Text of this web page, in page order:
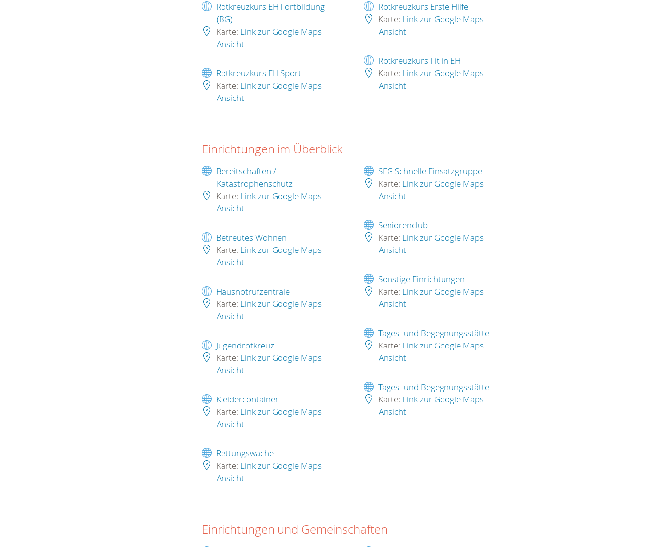
Rotkreuzkurs EH Fortbildung
(BG)
Karte: Link zur Google Maps
Ansicht
Rotkreuzkurs EH Sport
Karte: Link zur Google Maps
Ansicht
Rotkreuzkurs Erste Hilfe
Karte: Link zur Google Maps
Ansicht
Rotkreuzkurs Fit in EH
Karte: Link zur Google Maps
Ansicht
Einrichtungen im Überblick
Bereitschaften /
Katastrophenschutz
Karte: Link zur Google Maps
Ansicht
Betreutes Wohnen
Karte: Link zur Google Maps
Ansicht
Hausnotrufzentrale
Karte: Link zur Google Maps
Ansicht
Jugendrotkreuz
Karte: Link zur Google Maps
Ansicht
Kleidercontainer
Karte: Link zur Google Maps
Ansicht
Rettungswache
Karte: Link zur Google Maps
Ansicht
SEG Schnelle Einsatzgruppe
Karte: Link zur Google Maps
Ansicht
Seniorenclub
Karte: Link zur Google Maps
Ansicht
Sonstige Einrichtungen
Karte: Link zur Google Maps
Ansicht
Tages- und Begegnungsstätte
Karte: Link zur Google Maps
Ansicht
Tages- und Begegnungsstätte
Karte: Link zur Google Maps
Ansicht
Einrichtungen und Gemeinschaften